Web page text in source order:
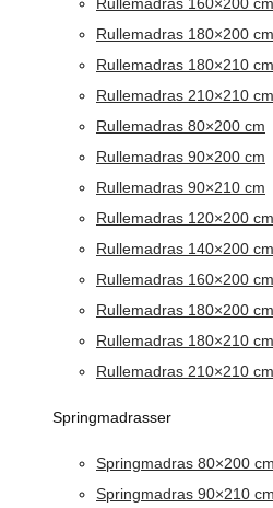
Rullemadras 180×200 cm
Rullemadras 180×210 cm
Rullemadras 210×210 cm
Rullemadras 80×200 cm
Rullemadras 90×200 cm
Rullemadras 90×210 cm
Rullemadras 120×200 cm
Rullemadras 140×200 cm
Rullemadras 160×200 cm
Rullemadras 180×200 cm
Rullemadras 180×210 cm
Rullemadras 210×210 cm
Springmadrasser
Springmadras 80×200 cm
Springmadras 90×210 cm